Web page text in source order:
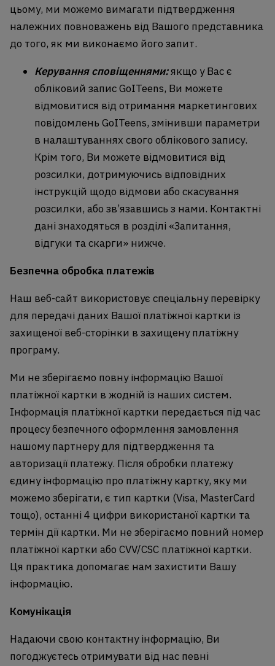
цьому, ми можемо вимагати підтвердження
належних повноважень від Вашого представника
до того, як ми виконаємо його запит.
Керування сповіщеннями:якщо у Вас є
обліковий запис GoITeens, Ви можете
відмовитися від отримання маркетингових
повідомлень GoITeens, змінивши параметри
в налаштуваннях свого облікового запису.
Крім того, Ви можете відмовитися від
розсилки, дотримуючись відповідних
інструкцій щодо відмови або скасування
розсилки, або зв’язавшись з нами. Контактні
дані знаходяться в розділі «Запитання,
відгуки та скарги» нижче.
Безпечна обробка платежів
Наш веб-сайт використовує спеціальну перевірку
для передачі даних Вашої платіжної картки із
захищеної веб-сторінки в захищену платіжну
програму.
Ми не зберігаємо повну інформацію Вашої
платіжної картки в жодній із наших систем.
Інформація платіжної картки передається під час
процесу безпечного оформлення замовлення
нашому партнеру для підтвердження та
авторизації платежу. Після обробки платежу
єдину інформацію про платіжну картку, яку ми
можемо зберігати, є тип картки (Visa, MasterCard
тощо), останні 4 цифри використаної картки та
термін дії картки. Ми не зберігаємо повний номер
платіжної картки або CVV/CSC платіжної картки.
Ця практика допомагає нам захистити Вашу
інформацію.
Комунікація
Надаючи свою контактну інформацію, Ви
погоджуєтесь отримувати від нас певні